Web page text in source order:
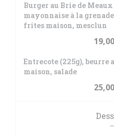
Burger au Brie de Meaux
mayonnaise à la
frites maison, mesclun
Entrecote (225g), beurre
maison, salade